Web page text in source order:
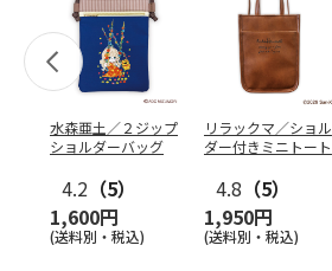
水森亜土／２ジップ
ショルダーバッグ
4.2 （5）
1,600円
(送料別・税込)
リラックマ／ショル
ダー付きミニトート
4.8 （5）
1,950円
(送料別・税込)